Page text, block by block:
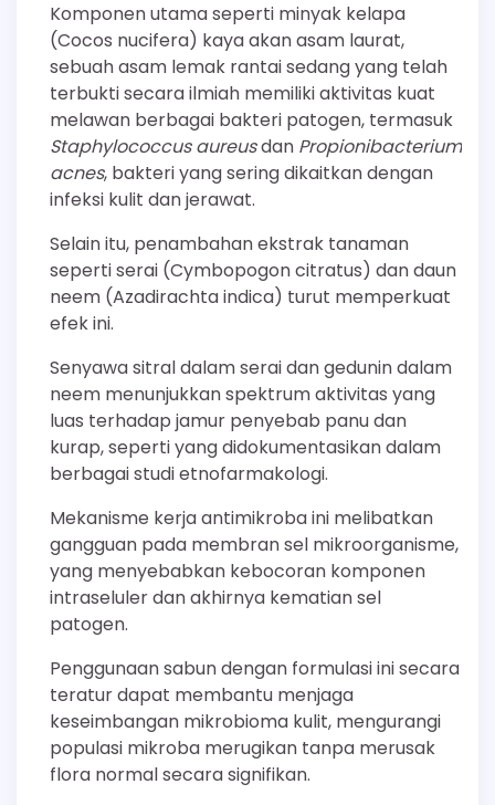
Komponen utama seperti minyak kelapa
(Cocos nucifera) kaya akan asam laurat,
sebuah asam lemak rantai sedang yang telah
terbukti secara ilmiah memiliki aktivitas kuat
melawan berbagai bakteri patogen, termasuk
Staphylococcus aureusdan Propionibacterium
acnes, bakteri yang sering dikaitkan dengan
infeksi kulit dan jerawat.
Selain itu, penambahan ekstrak tanaman
seperti serai (Cymbopogon citratus) dan daun
neem (Azadirachta indica) turut memperkuat
efek ini.
Senyawa sitral dalam serai dan gedunin dalam
neem menunjukkan spektrum aktivitas yang
luas terhadap jamur penyebab panu dan
kurap, seperti yang didokumentasikan dalam
berbagai studi etnofarmakologi.
Mekanisme kerja antimikroba ini melibatkan
gangguan pada membran sel mikroorganisme,
yang menyebabkan kebocoran komponen
intraseluler dan akhirnya kematian sel
patogen.
Penggunaan sabun dengan formulasi ini secara
teratur dapat membantu menjaga
keseimbangan mikrobioma kulit, mengurangi
populasi mikroba merugikan tanpa merusak
flora normal secara signifikan.